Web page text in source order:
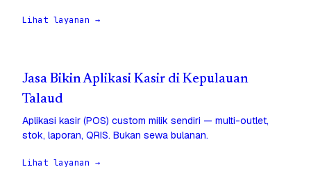
Lihat layanan →
Jasa Bikin Aplikasi Kasir di Kepulauan
Talaud
Aplikasi kasir (POS) custom milik sendiri — multi-outlet,
stok, laporan, QRIS. Bukan sewa bulanan.
Lihat layanan →